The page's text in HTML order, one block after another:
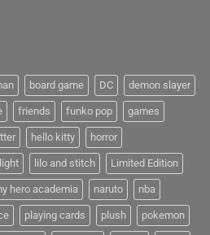
board game DC demon slayer
friends funko pop games
hello kitty horror
light lilo and stitch Limited Edition
hero academia naruto nba
playing cards plush pokemon